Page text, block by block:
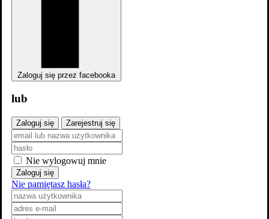
Zaloguj się przez facebooka
lub
Zaloguj się Zarejestruj się
Nie wylogowuj mnie
Zaloguj się
Nie pamiętasz hasła?